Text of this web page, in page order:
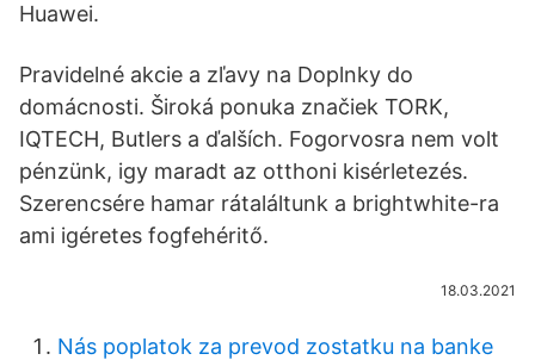
Huawei.
Pravidelné akcie a zľavy na Doplnky do
domácnosti. Široká ponuka značiek TORK,
IQTECH, Butlers a ďalších. Fogorvosra nem volt
pénzünk, igy maradt az otthoni kisérletezés.
Szerencsére hamar rátaláltunk a brightwhite-ra
ami igéretes fogfehéritő.
18.03.2021
Nás poplatok za prevod zostatku na banke